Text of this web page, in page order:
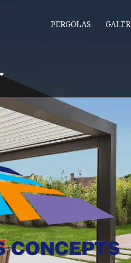
PERGOLAS